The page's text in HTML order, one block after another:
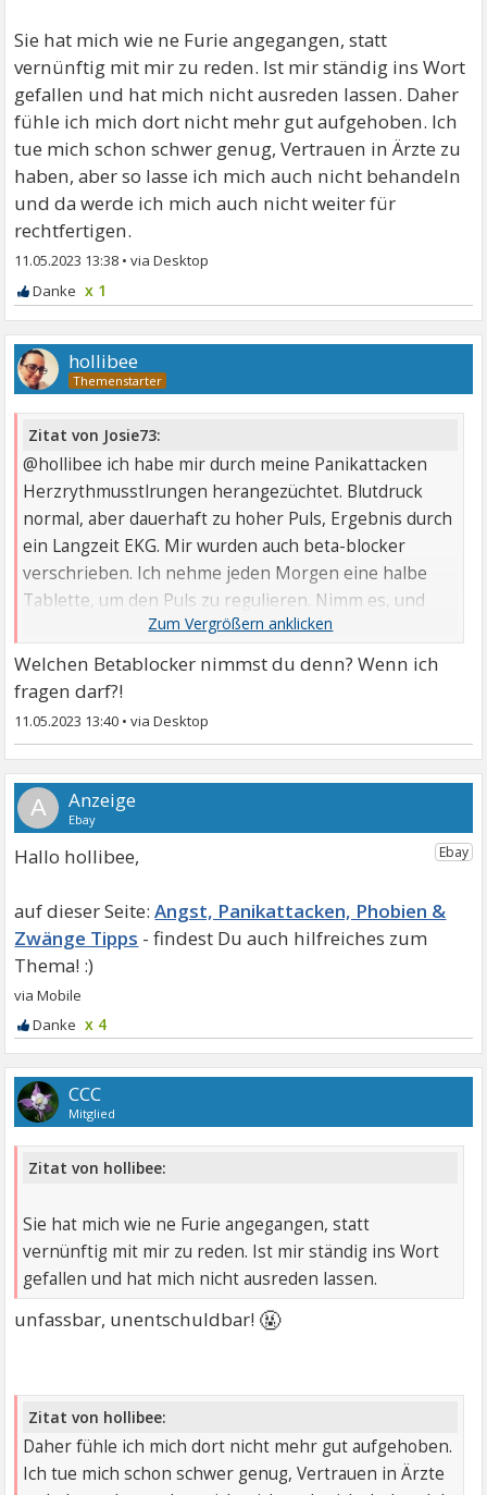
Sie hat mich wie ne Furie angegangen, statt
vernünftig mit mir zu reden. Ist mir ständig ins Wort
gefallen und hat mich nicht ausreden lassen. Daher
fühle ich mich dort nicht mehr gut aufgehoben. Ich
tue mich schon schwer genug, Vertrauen in Ärzte zu
haben, aber so lasse ich mich auch nicht behandeln
und da werde ich mich auch nicht weiter für
rechtfertigen.
11.05.2023 13:38 •
x 1
hollibee
Zitat von Josie73:
@hollibee ich habe mir durch meine Panikattacken
Herzrythmusstlrungen herangezüchtet. Blutdruck
normal, aber dauerhaft zu hoher Puls, Ergebnis durch
ein Langzeit EKG. Mir wurden auch beta-blocker
verschrieben. Ich nehme jeden Morgen eine halbe
Tablette, um den Puls zu regulieren. Nimm es, und
wenn du erstmal die ...
Welchen Betablocker nimmst du denn? Wenn ich
fragen darf?!
11.05.2023 13:40 •
A
Hallo hollibee,
Angst, Panikattacken, Phobien &
Zwänge Tipps
x 4
CCC
Mitglied
Zitat von hollibee:
Sie hat mich wie ne Furie angegangen, statt
vernünftig mit mir zu reden. Ist mir ständig ins Wort
gefallen und hat mich nicht ausreden lassen.
unfassbar, unentschuldbar! 🤬
Zitat von hollibee:
Daher fühle ich mich dort nicht mehr gut aufgehoben.
Ich tue mich schon schwer genug, Vertrauen in Ärzte